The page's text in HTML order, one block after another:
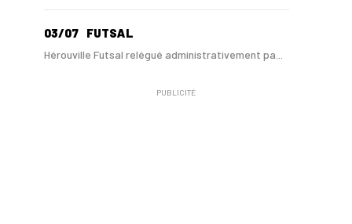
03/07 FUTSAL
Hérouville Futsal relégué administrativement pa...
PUBLICITÉ